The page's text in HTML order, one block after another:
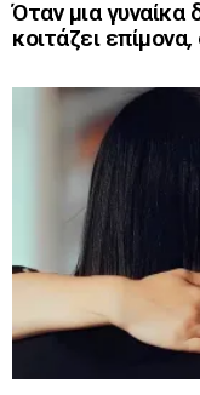
Όταν μια
κοιτάζει